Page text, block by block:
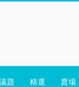
題 精選 賣場